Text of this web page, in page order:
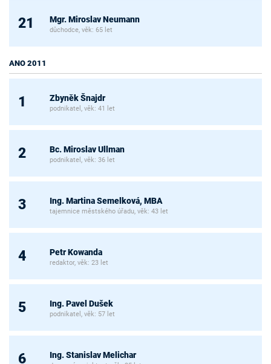
21 Mgr. Miroslav Neumann
důchodce, věk: 65 let
ANO 2011
1 Zbyněk Šnajdr
podnikatel, věk: 41 let
2 Bc. Miroslav Ullman
podnikatel, věk: 36 let
3 Ing. Martina Semelková, MBA
tajemnice městského úřadu, věk: 43 let
4 Petr Kowanda
redaktor, věk: 23 let
5 Ing. Pavel Dušek
podnikatel, věk: 57 let
6 Ing. Stanislav Melichar